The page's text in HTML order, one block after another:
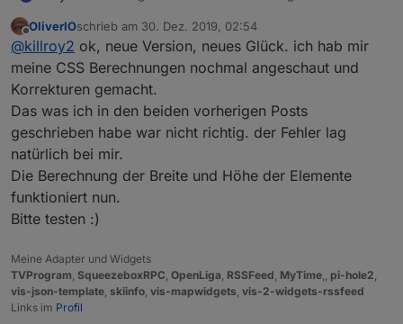
grünen Balken wird die Eingabe verworfen.
Oder muss ich noch zusätzlich etwas beachten damit
das Widget ein Update erfährt?
Offline
OliverIOschrieb am 30. Dez. 2019, 02:54
zuletzt editiert von
@killroy2 ok, neue Version, neues Glück. ich hab mir
meine CSS Berechnungen nochmal angeschaut und
Korrekturen gemacht.
Das was ich in den beiden vorherigen Posts
geschrieben habe war nicht richtig. der Fehler lag
natürlich bei mir.
Die Berechnung der Breite und Höhe der Elemente
funktioniert nun.
Bitte testen :)
Meine Adapter und Widgets
TVProgram, SqueezeboxRPC, OpenLiga, RSSFeed, MyTime,, pi-hole2,
vis-json-template, skiinfo, vis-mapwidgets, vis-2-widgets-rssfeed
Links im Profil